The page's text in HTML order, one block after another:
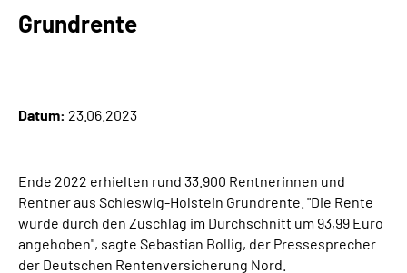
Über uns
Leichte Sprache
Suche
Grundrente
Datum: 23.06.2023
Ende 2022 erhielten rund 33.900 Rentnerinnen und
Rentner aus Schleswig-Holstein Grundrente. "Die Rente
wurde durch den Zuschlag im Durchschnitt um 93,99 Euro
angehoben", sagte Sebastian Bollig, der Pressesprecher
der Deutschen Rentenversicherung Nord.